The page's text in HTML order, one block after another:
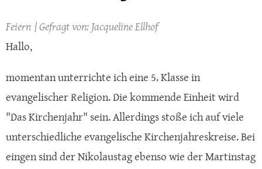
Feiern
Jacqueline Ellhof
Hallo,
momentan unterrichte ich eine 5. Klasse in
evangelischer Religion. Die kommende Einheit wird
"Das Kirchenjahr" sein. Allerdings stoße ich auf viele
unterschiedliche evangelische Kirchenjahreskreise. Bei
eingen sind der Nikolaustag ebenso wie der Martinstag